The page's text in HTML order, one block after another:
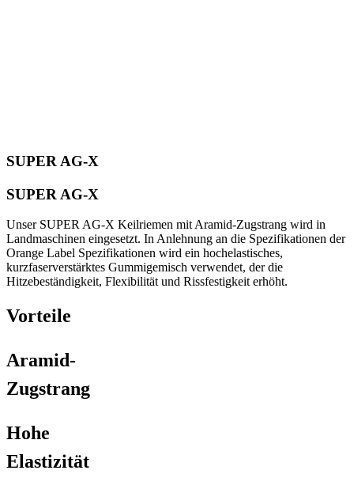
SUPER AG-X
SUPER AG-X
Unser SUPER AG-X Keilriemen mit Aramid-Zugstrang wird in
Landmaschinen eingesetzt. In Anlehnung an die Spezifikationen der
Orange Label Spezifikationen wird ein hochelastisches,
kurzfaserverstärktes Gummigemisch verwendet, der die
Hitzebeständigkeit, Flexibilität und Rissfestigkeit erhöht.
Vorteile
Aramid-
Zugstrang
Hohe
Elastizität